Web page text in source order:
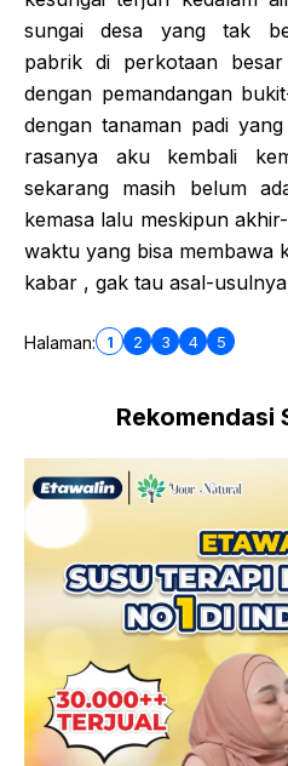
sungai desa yang tak
pabrik di perkotaan
dengan pemandangan
dengan tanaman padi
rasanya aku kembali
sekarang masih belum
kemasa lalu meskipun
waktu yang bisa membawa
kabar , gak tau asal-
Halaman: 1 2 3 4 5
Rekomendasi